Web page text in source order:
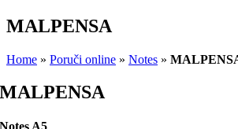
MALPENSA
Home » Poruči online » Notes »
MALPENSA
Notes A5